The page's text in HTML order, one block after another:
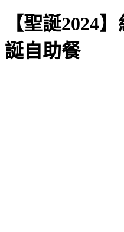
【聖誕2024
誕⾃助餐